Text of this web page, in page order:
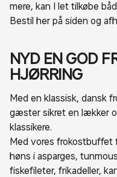
mere, kan I let tilkøbe
Bestil her på siden og
NYD EN GOD
HJØRRING
Med en klassisk, dansk
gæster sikret en lækker
klassikere.
Med vores frokostbuffet
høns i asparges,
fiskefileter, frikadeller,